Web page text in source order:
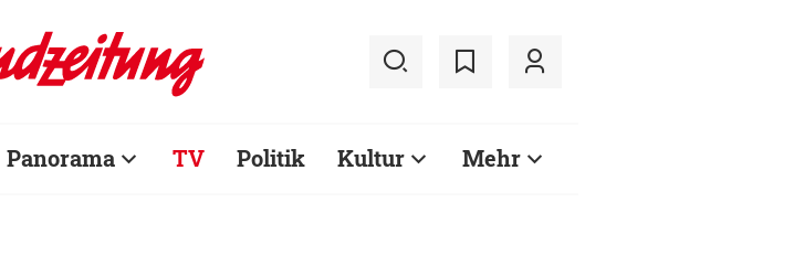
Panorama TV Politik Kultur Mehr